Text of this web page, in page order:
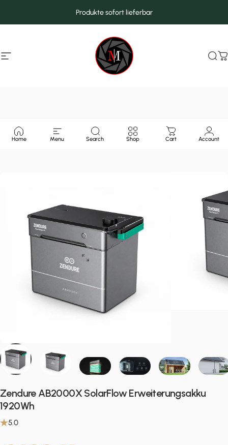
Produkte sofort lieferbar
Seitennavigation MarcMax Shop
Home Menu Search Shop Cart Account
Zendure AB2000X SolarFlow Erweiterungsakku
1920Wh
5.0